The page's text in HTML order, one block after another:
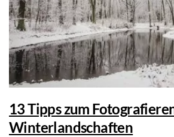
13 Tipps zum
Winterlandschaften